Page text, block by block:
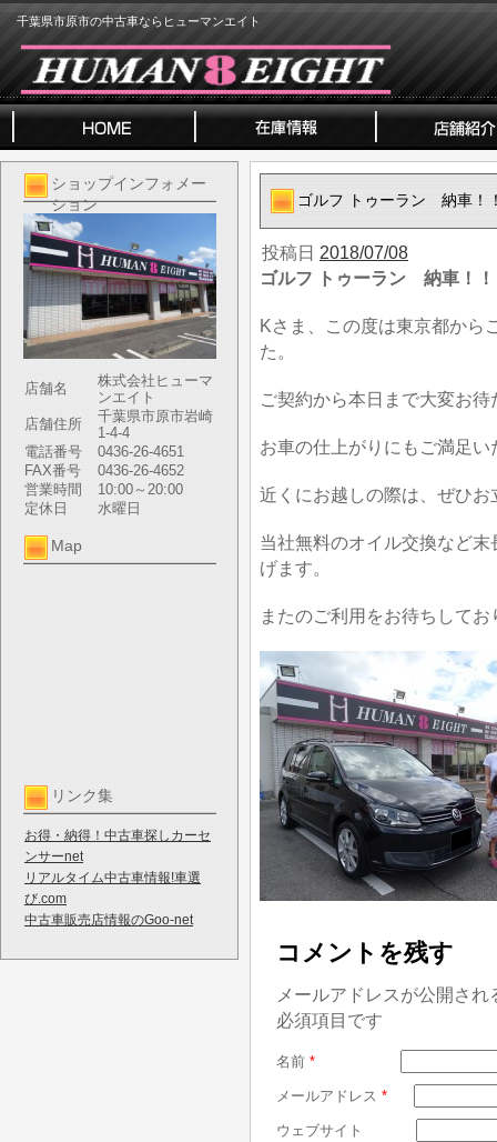
千葉県市原市の中古車ならヒューマンエイト
ショップインフォメー
ション
店舗名
株式会社ヒューマ
ンエイト
店舗住所
千葉県市原市岩崎
1-4-4
電話番号
0436-26-4651
FAX番号
0436-26-4652
営業時間
10:00～20:00
定休日
水曜日
Map
リンク集
お得・納得！中古車探しカーセ
ンサーnet
リアルタイム中古車情報!車選
び.com
中古車販売店情報のGoo-net
ゴルフ トゥーラン 納車！
投稿日 2018/07/08
ゴルフ トゥーラン 納車！！
Kさま、この度は東京都から
た。
ご契約から本日まで大変お
お車の仕上がりにもご満足
近くにお越しの際は、ぜひ
当社無料のオイル交換など
げます。
またのご利用をお待ちしてお
コメントを残す
メールアドレスが公開さ
必須項目です
名前 *
メールアドレス *
ウェブサイト